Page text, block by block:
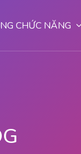
CHỨC NĂNG